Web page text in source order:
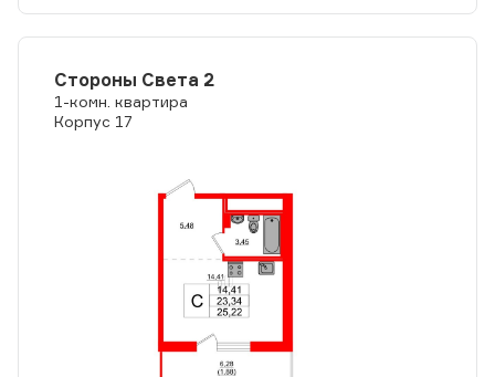
Стороны Света 2
1-комн. квартира
Корпус 17